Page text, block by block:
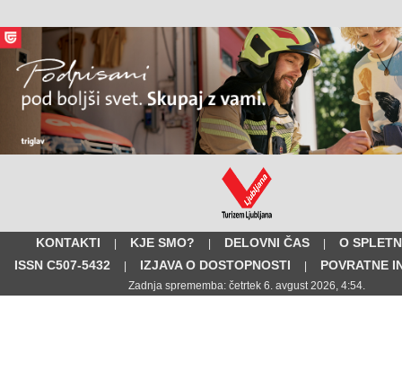
KONTAKTI | KJE SMO? | DELOVNI ČAS |
O
ISSN C507-5432
| IZJAVA O DOSTOPNOSTI | POVRATNE
Zadnja sprememba: četrtek 6. avgust 2026, 4:54.